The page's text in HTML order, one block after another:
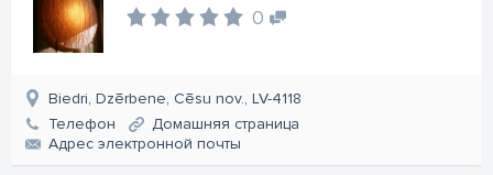
0
Biedri, Dzērbene, Cēsu nov., LV-4118
Телефон
Домашняя страница
Aдрес электронной почты